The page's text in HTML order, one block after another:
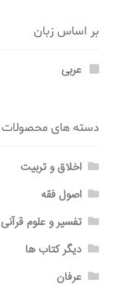
بر اساس زبان
عربی
دسته های محصولات
اخلاق و تربیت
اصول فقه
تفسیر و علوم قرآنی
دیگر کتاب ها
عرفان